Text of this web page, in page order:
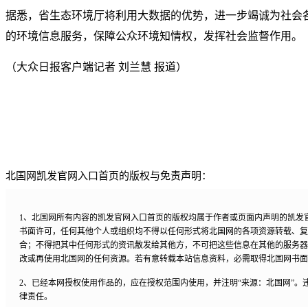
据悉，省生态环境厅将利用大数据的优势，进一步竭诚为社会
的环境信息服务，保障公众环境知情权，发挥社会监督作用。
（大众日报客户端记者 刘兰慧 报道）
北国网凯发官网入口首页的版权与免责声明：
1、北国网所有内容的凯发官网入口首页的版权均属于作者或页面内声明的凯
书面许可，任何其他个人或组织均不得以任何形式将北国网的各项资源转载、
合；不得把其中任何形式的资讯散发给其他方，不可把这些信息在其他的服务
改或再使用北国网的任何资源。若有意转载本站信息资料，必需取得北国网书
2、已经本网授权使用作品的，应在授权范围内使用，并注明“来源：北国网”
律责任。